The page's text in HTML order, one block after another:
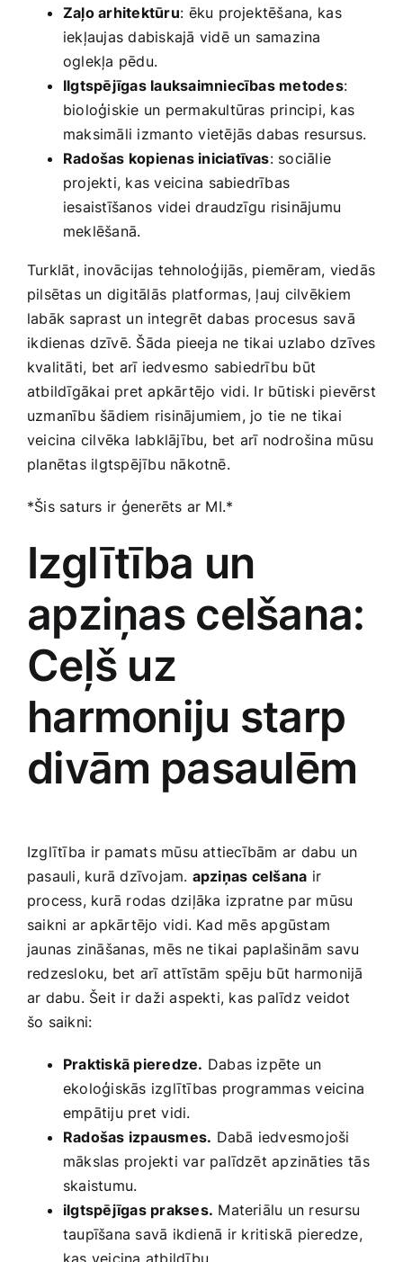
Zaļo arhitektūru:⁤ ēku projektēšana,⁢ kas
iekļaujas dabiskajā vidē ‌un samazina⁤
oglekļa pēdu.
Ilgtspējīgas lauksaimniecības metodes:
bioloģiskie‌ un permakultūras‌ principi, kas
maksimāli izmanto vietējās dabas resursus.
Radošas kopienas iniciatīvas: sociālie
projekti, kas ‌veicina⁢ sabiedrības ​
iesaistīšanos⁢ videi draudzīgu⁢ risinājumu
meklēšanā.
Turklāt, inovācijas tehnoloģijās, piemēram, viedās
pilsētas un digitālās ⁤platformas, ļauj ‌cilvēkiem
labāk saprast un integrēt dabas procesus savā
⁤ikdienas⁣ dzīvē. Šāda pieeja ne tikai uzlabo dzīves
kvalitāti, bet arī iedvesmo sabiedrību ‌būt⁣
atbildīgākai pret apkārtējo⁢ vidi. Ir būtiski pievērst​
uzmanību šādiem risinājumiem, jo tie ne tikai
veicina cilvēka labklājību, bet arī nodrošina mūsu
planētas ilgtspējību nākotnē.
*Šis​ saturs ir ģenerēts ar MI.*
Izglītība ‍un
apziņas celšana:‌
Ceļš uz
harmoniju starp
divām ⁢pasaulēm
Izglītība ⁣ir pamats mūsu attiecībām ar dabu un
pasauli, kurā dzīvojam. apziņas celšana ir
process, kurā rodas dziļāka⁢ izpratne⁣ par mūsu
saikni ar apkārtējo vidi. Kad mēs apgūstam
jaunas zināšanas, mēs ne⁢ tikai paplašinām savu
redzesloku, bet arī​ attīstām ‌spēju būt harmonijā
‍ar ‌dabu. Šeit​ ir daži aspekti, kas palīdz veidot⁣
šo saikni:
Praktiskā pieredze. Dabas izpēte un
ekoloģiskās​ izglītības programmas ⁣veicina
empātiju‍ pret vidi.
Radošas izpausmes. Dabā​ iedvesmojoši​
mākslas​ projekti ‍var palīdzēt apzināties⁢ tās
skaistumu.
ilgtspējīgas prakses. Materiālu un‍ resursu
taupīšana savā ikdienā ir⁣ kritiskā pieredze,